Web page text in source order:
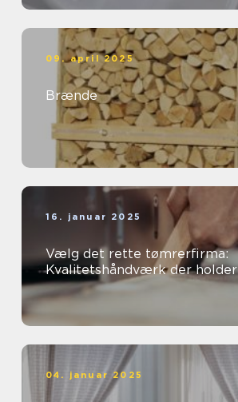
09. april 2025
Brænde
16. januar 2025
Vælg det rette tømrerfirma:
Kvalitetshåndværk der holder
04. januar 2025